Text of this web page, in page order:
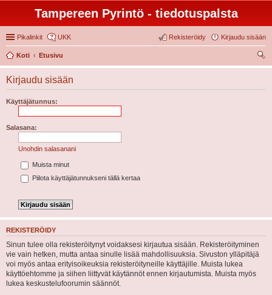
Tampereen Pyrintö - tiedotuspalsta
Pikalinkit UKK Kirjaudu sisään
Rekisteröidy
Koti
Etusivu
tsi
Kirjaudu sisään
Käyttäjätunnus:
Salasana:
Unohdin salasanani
Muista minut
Piilota käyttäjätunnukseni tällä kertaa
REKISTERÖIDY
Sinun tulee olla rekisteröitynyt voidaksesi kirjautua sisään. Rekisteröityminen
vie vain hetken, mutta antaa sinulle lisää mahdollisuuksia. Sivuston ylläpitäjä
voi myös antaa erityisoikeuksia rekisteröityneille käyttäjille. Muista lukea
käyttöehtomme ja siihen liittyvät käytännöt ennen kirjautumista. Muista myös
lukea keskustelufoorumin säännöt.